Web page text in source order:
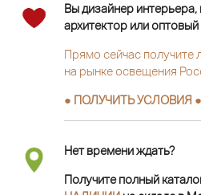
Вы дизайнер интерьера,
архитектор или оптовый
Прямо сейчас получите
на рынке освещения
● ПОЛУЧИТЬ УСЛОВИЯ ●
Нет времени ждать?
Получите полный